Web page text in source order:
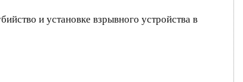
и установке взрывного устройства в